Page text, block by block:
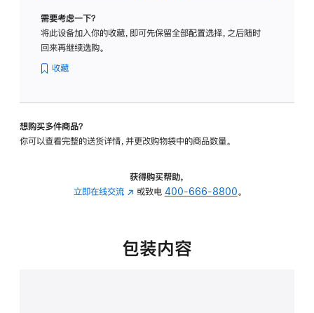
璃
转
的
需要考虑一下？
将此设备加入你的收藏，即可先保留全部配置选择，之后随时
回来再继续选购。
收藏
想购买多件商品？
你可以查看完整的送货详情，并更改购物袋中的商品数量。
获得购买帮助，
立即在线交流 (在
中
或致电 400-666-8800。
包装内容